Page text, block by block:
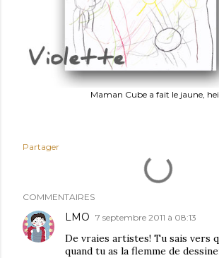
Maman Cube a fait le jaune,
Partager
COMMENTAIRES
LMO 7 septembre 2011 à 08:13
De vraies artistes! Tu sais vers
quand tu as la flemme de